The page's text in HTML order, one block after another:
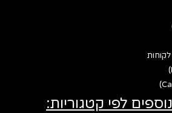
לפי קטגוריות: